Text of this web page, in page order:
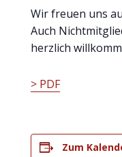
Wir freuen uns
Auch
herzlich
> PDF
Zum